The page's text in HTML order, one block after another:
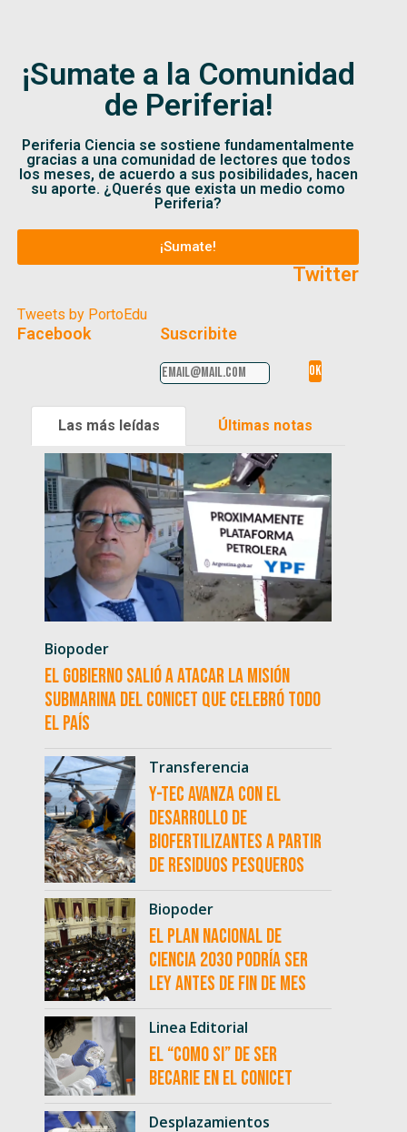
¡Sumate a la Comunidad
de Periferia!
Periferia Ciencia se sostiene fundamentalmente
gracias a una comunidad de lectores que todos
los meses, de acuerdo a sus posibilidades, hacen
su aporte. ¿Querés que exista un medio como
Periferia?
¡Sumate!
Twitter
Tweets by PortoEdu
Facebook Suscribite
Las más leídas Últimas notas
Biopoder
El Gobierno salió a atacar la misión
submarina del CONICET que celebró todo
el país
Transferencia
Y-TEC avanza con el
desarrollo de
biofertilizantes a partir
de residuos pesqueros
Biopoder
El Plan Nacional de
Ciencia 2030 podría ser
ley antes de fin de mes
Linea Editorial
El “como si” de ser
becarie en el CONICET
Desplazamientos